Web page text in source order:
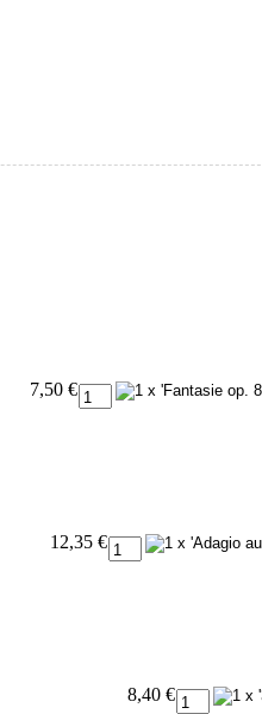
7,50 €
12,35 €
8,40 €